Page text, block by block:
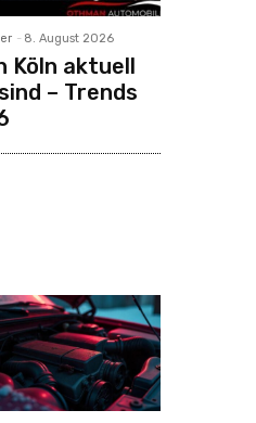
- 8. August 2026
Köln aktuell
– Trends